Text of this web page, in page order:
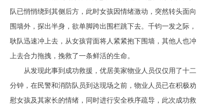
队已悄悄绕到其侧后方，此时女孩因情绪激动，突然转头面向
围墙外，探出半身，欲单脚跨出围栏跳下去。千钧一发之际，
耿队迅速冲上去，从女孩背面将人紧紧抱下围墙，其他人也冲
上去合力拖拽，挽救了一条鲜活的生命。
从发现此事到成功救援，优居美家物业人员仅仅用了十二
分钟，在民警和消防队员到达现场之前，物业人员已在积极劝
慰女孩及其家长的情绪，同时进行安全秩序疏导，此次成功救